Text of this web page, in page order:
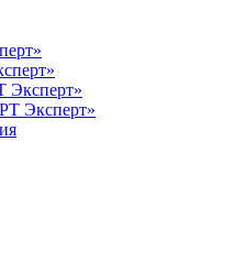
Эксперт»